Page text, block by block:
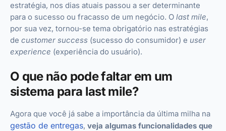
estratégia, nos dias atuais passou a ser determinante
para o sucesso ou fracasso de um negócio. O last mile,
por sua vez, tornou-se tema obrigatório nas estratégias
de customer success (sucesso do consumidor) e user
experience (experiência do usuário).
O que não pode faltar em um
sistema para last mile?
Agora que você já sabe a importância da última milha na
gestão de entregas, veja algumas funcionalidades que